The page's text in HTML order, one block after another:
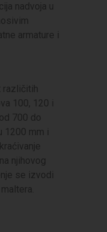
nadvoja u
armature i
različitih
100, 120 i
700 do
1200 mm i
njihovog
se izvodi